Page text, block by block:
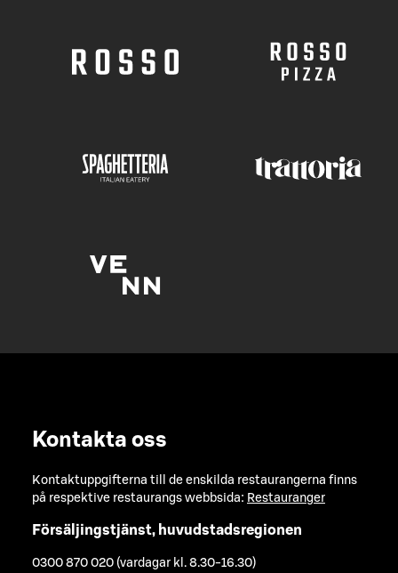
Kontakta oss
Kontaktuppgifterna till de enskilda restaurangerna finns
på respektive restaurangs webbsida: Restauranger
Försäljingstjänst, huvudstadsregionen
0300 870 020 (vardagar kl. 8.30-16.30)